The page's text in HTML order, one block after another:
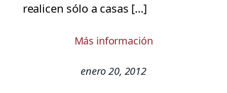
realicen sólo a casas […]
Más información
enero 20, 2012